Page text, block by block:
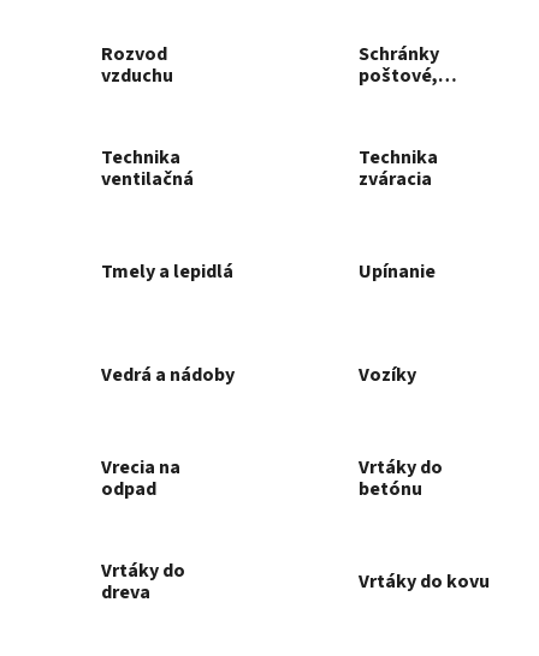
Rozvod
vzduchu
Schránky
poštové,
Technika
ventilačná
Technika
zváracia
Tmely a lepidlá Upínanie
Vedrá a nádoby Vozíky
Vrecia na
odpad
Vrtáky do
betónu
Vrtáky do
dreva
Vrtáky do kovu